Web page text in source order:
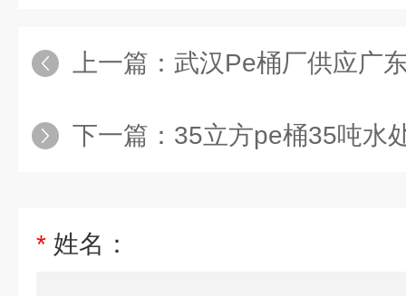
上一篇： 武汉Pe桶厂供应广东佛山30
下一篇： 35立方pe桶35吨水处理塑料
* 姓名：